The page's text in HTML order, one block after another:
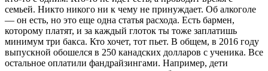
семьей. Никто никого ни к чему не принуждает. Об алкоголе
— он есть, но это еще одна статья расхода. Есть бармен,
которому платят, и за каждый глоток ты тоже заплатишь
минимум три бакса. Кто хочет, тот пьет. В общем, в 2016 году
выпускной обошелся в 250 канадских долларов с ученика. Все
остальное оплатили фандрайзингами. Например, дети